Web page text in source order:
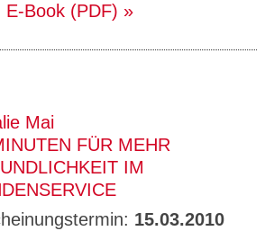
E-Book (PDF)
Mai
FÜR MEHR
IM
15.03.2010